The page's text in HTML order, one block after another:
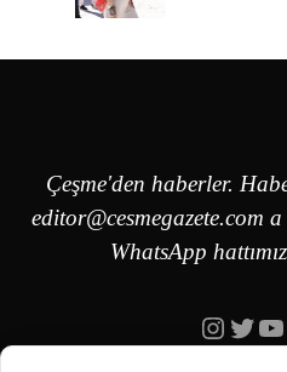
Çeşme'den haberler.
editor@cesmegazete.com a
WhatsApp